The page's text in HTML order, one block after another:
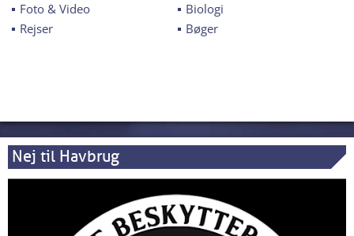
Foto & Video
Biologi
Rejser
Bøger
Nej til Havbrug